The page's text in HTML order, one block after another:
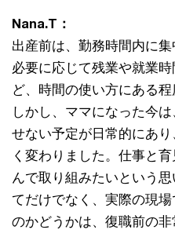
Nana.T：
出産前は、勤務時間内に集
必要に応じて残業や就業
ど、時間の使い方にある程
しかし、ママになった今
せない予定が日常的にあ
く変わりました。仕事と
んで取り組みたいという
てだけでなく、実際の現
のかどうかは、復職前の非